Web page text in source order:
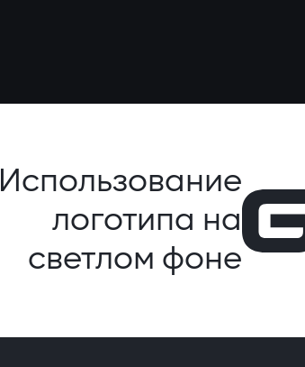
Использование
логотипа на
светлом фоне